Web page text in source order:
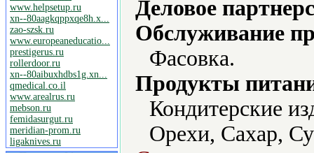
www.helpsetup.ru
xn--80aagkqppxqe8h.x...
zao-szsk.ru
www.europeaneducatio...
prestigerus.ru
rollerdoor.ru
xn--80aibuxhdbs1g.xn...
qmedical.co.il
www.arealrus.ru
mebson.ru
femidasurgut.ru
meridian-prom.ru
ligaknives.ru
Деловое
Обслуживание
Фасовка.
Продукты
Кондитерские
Орехи, Сахар,